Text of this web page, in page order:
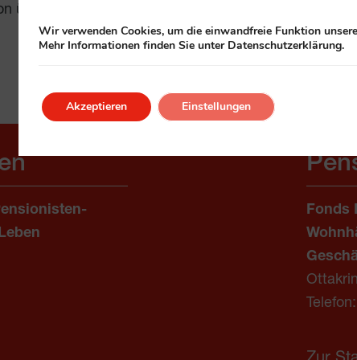
über die Wohn- und Serviceangebote und im
Fonds
Telefon:
Wir verwenden Cookies, um die einwandfreie Funktion
Mehr Informationen finden Sie unter Datenschutzerklärung.
Akzeptieren Einstellungen